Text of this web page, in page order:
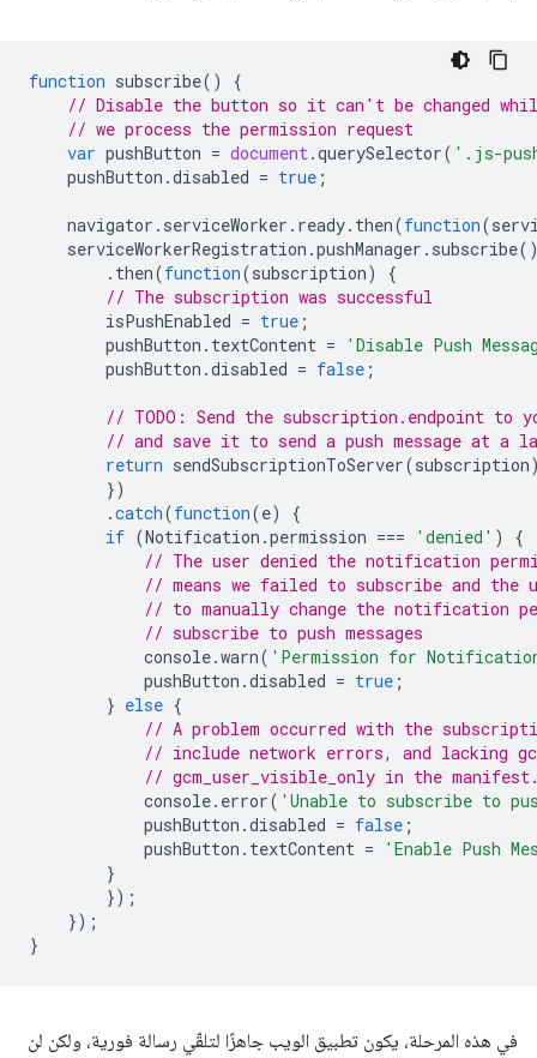
function subscribe()
{
// Disable the button so it can't be changed
// we process the permission request
var pushButton = document.querySelector( '.js-
pushButton .disabled = true ;
navigator . serviceWorker . ready. then(function(
serviceWorkerRegistration .pushManager . subscribe
. then(function(subscription)
{
// The subscription was successful
isPushEnabled = true ;
pushButton . textContent =
'Disable Push
pushButton .disabled = false ;
// TODO: Send the subscription.endpoint to
// and save it to send a push message at a
return sendSubscriptionToServer(subscription
})
.catch(function(e)
{
if (Notification .permission === 'denied' )
{
// The user denied the notification
// means we failed to subscribe and the
// to manually change the notification
// subscribe to push messages
console.warn( 'Permission for
pushButton .disabled = true ;
} else {
// A problem occurred with the
// include network errors, and lacking
// gcm_user_visible_only in the
console. error( 'Unable to subscribe to
pushButton .disabled = false ;
pushButton . textContent =
'Enable Push
}
});
});
}
في هذه المرحلة، يكون تطبيق الويب جاهزًا لتلقّي رسالة فورية، ولكن لن